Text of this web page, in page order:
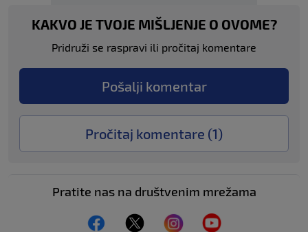
KAKVO JE TVOJE MIŠLJENJE O OVOME?
Pridruži se raspravi ili pročitaj komentare
Pošalji komentar
Pročitaj komentare (1)
Pratite nas na društvenim mrežama